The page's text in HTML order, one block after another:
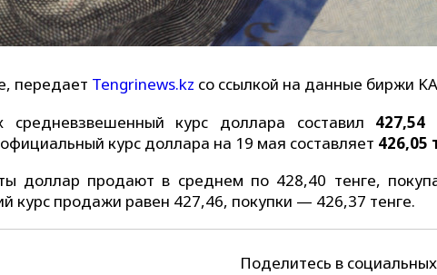
передает Tengrinews.kz со ссылкой на данные биржи
курс доллара составил 427,54
курс доллара на 19 мая составляет 426,05
доллар продают в среднем по 428,40 тенге,
курс продажи равен 427,46, покупки — 426,37 тенге.
Поделитесь в